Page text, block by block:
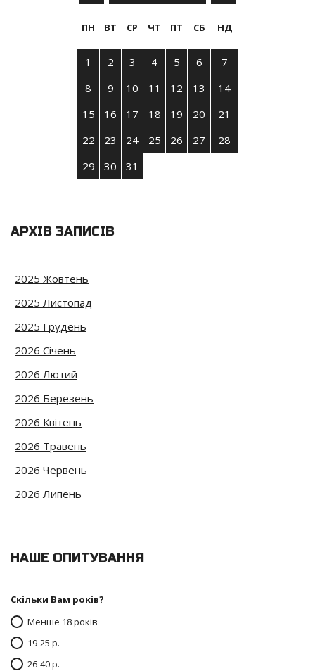
ПН ВТ СР ЧТ ПТ СБ НД
1 2 3 4 5 6
7
8
9 10 11 12 13
14
15
16 17 18 19 20
21
22
23 24 25 26 27
28
29
30 31
АРХІВ ЗАПИСІВ
2025 Жовтень
2025 Листопад
2025 Грудень
2026 Січень
2026 Лютий
2026 Березень
2026 Квітень
2026 Травень
2026 Червень
2026 Липень
НАШЕ ОПИТУВАННЯ
Скільки Вам років?
Менше 18 років
19-25 р.
26-40 р.